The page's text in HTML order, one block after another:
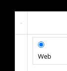
Web